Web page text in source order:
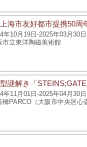
海市友好都市提携50
年10月19日-2025年03月30日
市立東洋陶磁美術館
謎解き「
年11月01日-2025年04月30日
橋PARCO（大阪市中央区心